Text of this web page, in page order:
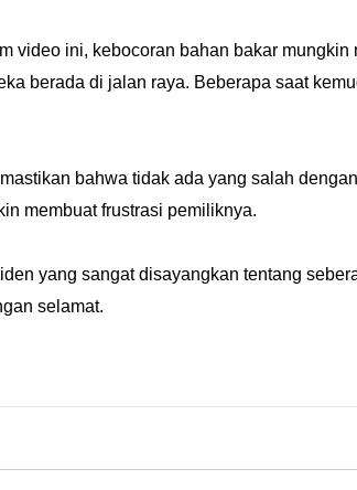
video ini, kebocoran bahan bakar
berada di jalan raya. Beberapa saat
bahwa tidak ada yang salah
membuat frustrasi pemiliknya.
yang sangat disayangkan tentang
selamat.